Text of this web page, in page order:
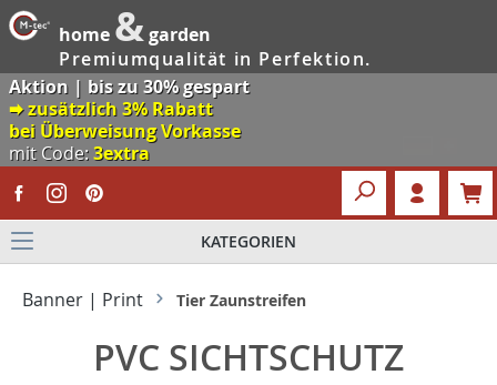
home &garden
Premiumqualität in Perfektion.
Aktion | bis zu 30% gespart
🠮 zusätzlich 3% Rabatt
bei Überweisung Vorkasse
mit Code:3extra
KATEGORIEN
Banner | Print Tier Zaunstreifen
PVC SICHTSCHUTZ